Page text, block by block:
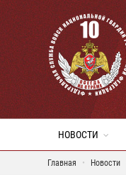
НОВОСТИ
Главная Новости